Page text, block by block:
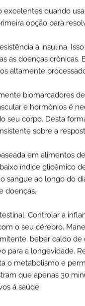
excelentes quando
opção para
à insulina.
as doenças crônicas.
altamente
biomarcadores
e hormônios é
seu corpo. Desta
sobre a
em alimentos
índice glicêmico
sangue ao longo do
doenças.
Controlar a
o seu cérebro.
beber caldo
para a longevidade.
o metabolismo e
que apenas 30
à saúde.